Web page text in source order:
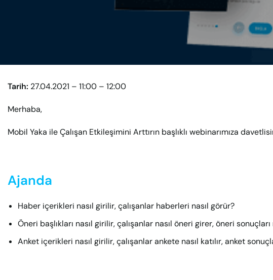
Tarih: 27.04.2021 – 11:00 – 12:00
Merhaba,
Mobil Yaka ile Çalışan Etkileşimini Arttırın başlıklı webinarımıza
Ajanda
Haber içerikleri nasıl girilir, çalışanlar haberleri nasıl görür?
Öneri başlıkları nasıl girilir, çalışanlar nasıl öneri girer, öneri sonuçları
Anket içerikleri nasıl girilir, çalışanlar ankete nasıl katılır, anket